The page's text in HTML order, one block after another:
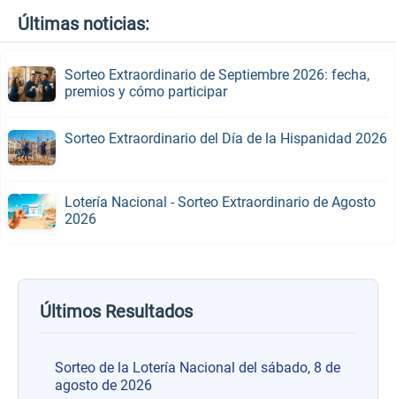
Últimas noticias:
Sorteo Extraordinario de Septiembre 2026: fecha,
premios y cómo participar
Sorteo Extraordinario del Día de la Hispanidad 2026
Lotería Nacional - Sorteo Extraordinario de Agosto
2026
Últimos Resultados
Sorteo de la Lotería Nacional del sábado, 8 de
agosto de 2026